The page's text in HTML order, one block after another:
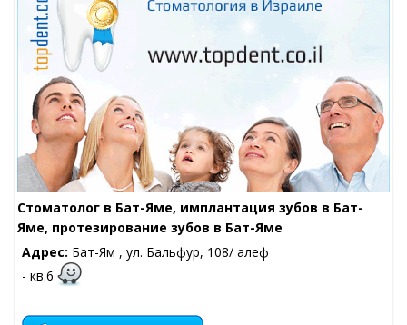
Cтоматолог в Бат-Яме, имплантация зубов в Бат-
Яме, протезирование зубов в Бат-Яме
Адрес: Бат-Ям , ул. Бальфур, 108/ алеф
- кв.6